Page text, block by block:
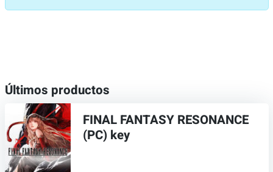
Últimos productos
FINAL FANTASY RESONANCE
(PC) key